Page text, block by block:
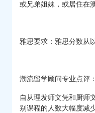
或兄弟姐妹，或居住在
雅思要求：雅思分数从
潮流留学顾问专业点评
自从理发师文凭和厨师
别课程的人数大幅度减